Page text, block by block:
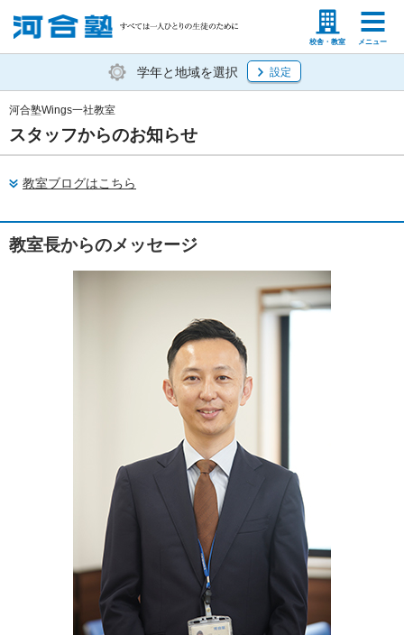
校舎・教室 メニュー
塾生の方 高等学校の先生
学年と地域を選択 設定
スタッフからのお知らせ
河合塾Wings一社教室
教室ブログはこちら
教室長からのメッセージ